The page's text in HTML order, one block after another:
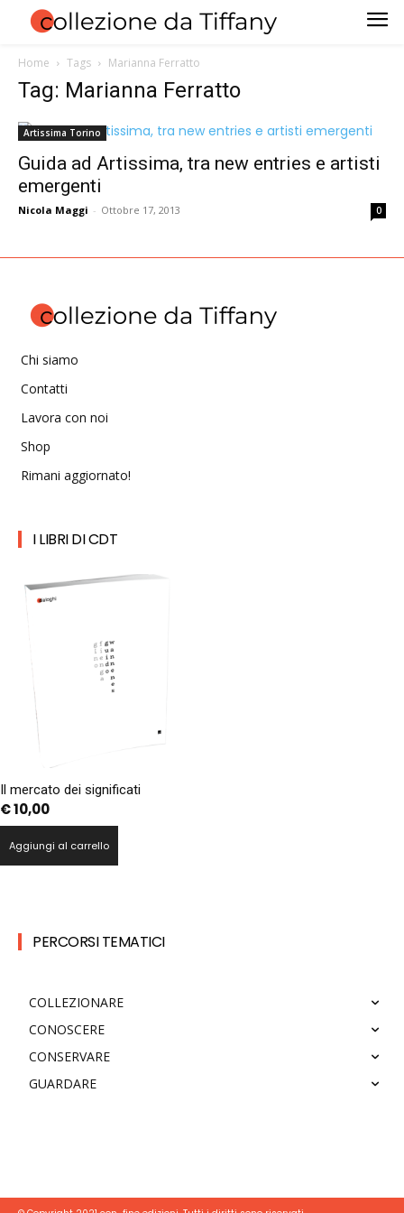
Home Tags Marianna Ferratto
Tag: Marianna Ferratto
Artissima Torino
Guida ad Artissima, tra new entries e artisti
emergenti
Nicola Maggi - Ottobre 17, 2013 0
Chi siamo
Contatti
Lavora con noi
Shop
Rimani aggiornato!
I LIBRI DI CDT
Il mercato dei significati
€10,00
Aggiungi al carrello
PERCORSI TEMATICI
COLLEZIONARE
CONOSCERE
CONSERVARE
GUARDARE